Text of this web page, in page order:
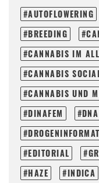
AUTOFLOWERING
BREEDING
CANNABIS IM
CANNABIS
CANNABIS UND
DINAFEM
EDITORIAL
HAZE
INDICA